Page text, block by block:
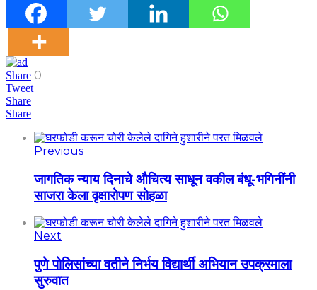
Share 0
Tweet
Share
Share
Previous
जागतिक न्याय दिनाचे औचित्य साधून वकील बंधू-भगिनींनी
साजरा केला वृक्षारोपण सोहळा
Next
पुणे पोलिसांच्या वतीने निर्भय विद्यार्थी अभियान उपक्रमाला
सुरुवात